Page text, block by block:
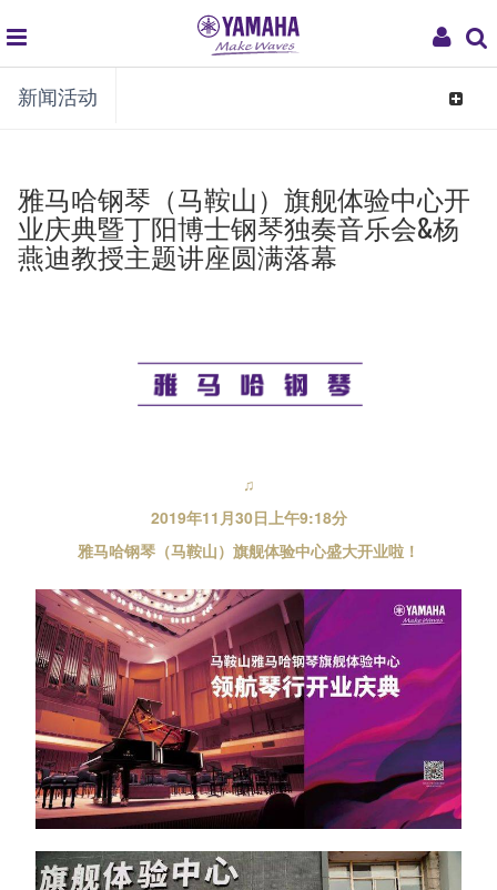
My
global
navigation
新闻活动
Toggle
雅马哈钢琴（马鞍山）旗舰体验中心开
业庆典暨丁阳博士钢琴独奏音乐会&杨
燕迪教授主题讲座圆满落幕
♫
2019年11月30日上午9:18分
雅马哈钢琴（马鞍山）旗舰体验中心盛大开业啦！